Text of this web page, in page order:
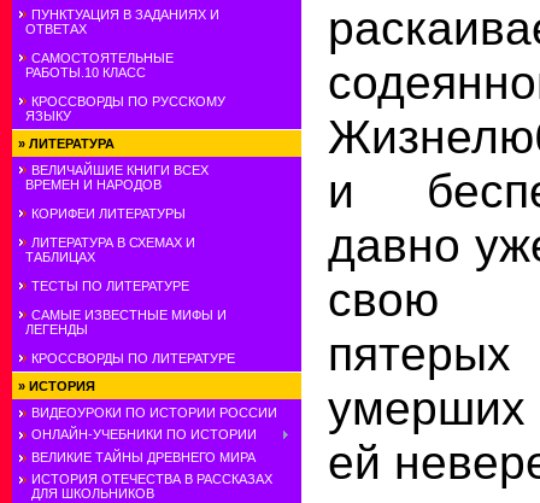
ПУНКТУАЦИЯ В ЗАДАНИЯХ И
ОТВЕТАХ
САМОСТОЯТЕЛЬНЫЕ
РАБОТЫ.10 КЛАСС
КРОССВОРДЫ ПО РУССКОМУ
ЯЗЫКУ
» ЛИТЕРАТУРА
ВЕЛИЧАЙШИЕ КНИГИ ВСЕХ
ВРЕМЕН И НАРОДОВ
КОРИФЕИ ЛИТЕРАТУРЫ
ЛИТЕРАТУРА В СХЕМАХ И
ТАБЛИЦАХ
ТЕСТЫ ПО ЛИТЕРАТУРЕ
САМЫЕ ИЗВЕСТНЫЕ МИФЫ И
ЛЕГЕНДЫ
КРОССВОРДЫ ПО ЛИТЕРАТУРЕ
» ИСТОРИЯ
ВИДЕОУРОКИ ПО ИСТОРИИ РОССИИ
ОНЛАЙН-УЧЕБНИКИ ПО ИСТОРИИ
ВЕЛИКИЕ ТАЙНЫ ДРЕВНЕГО МИРА
ИСТОРИЯ ОТЕЧЕСТВА В РАССКАЗАХ
ДЛЯ ШКОЛЬНИКОВ
и
давно
свою
умерших
ей